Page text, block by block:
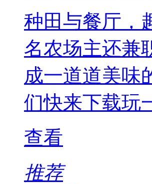
种田与餐厅，
名农场主还兼
成一道道美味
们快来下载玩
查看
推荐